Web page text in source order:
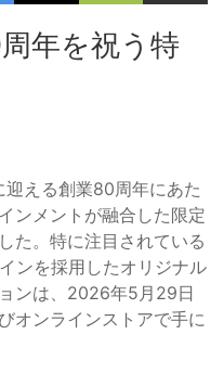
年を祝う特
える創業80周年にあた
ンメントが融合した限定
た。特に注目されている
ンを採用したオリジナル
ンは、2026年5月29日
オンラインストアで手に